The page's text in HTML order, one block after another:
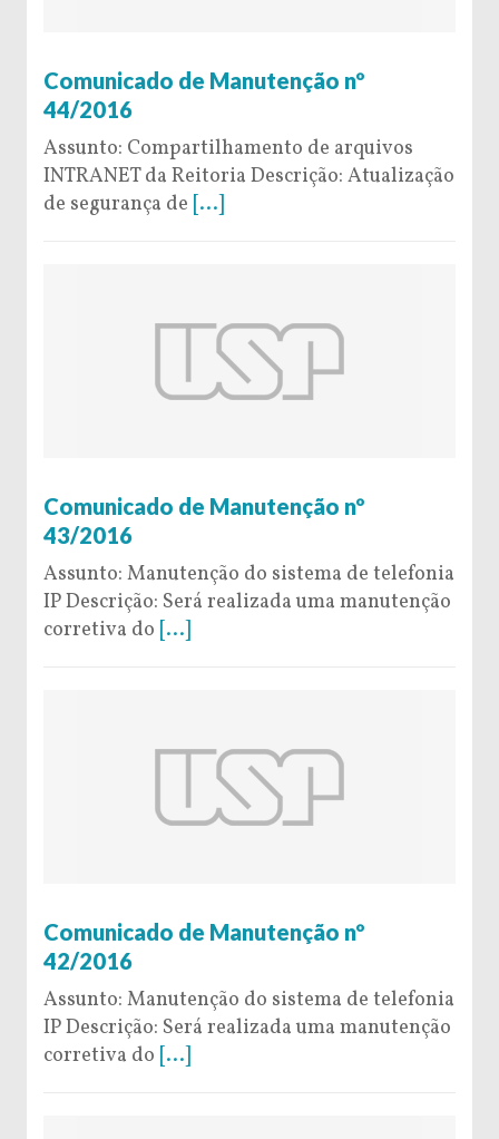
Comunicado de Manutenção nº
44/2016
Assunto: Compartilhamento de arquivos
INTRANET da Reitoria Descrição: Atualização
de segurança de [...]
Comunicado de Manutenção nº
43/2016
Assunto: Manutenção do sistema de telefonia
IP Descrição: Será realizada uma manutenção
corretiva do [...]
Comunicado de Manutenção nº
42/2016
Assunto: Manutenção do sistema de telefonia
IP Descrição: Será realizada uma manutenção
corretiva do [...]